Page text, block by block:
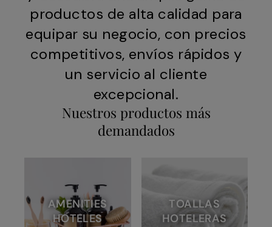
productos de alta calidad para
equipar su negocio, con precios
competitivos, envíos rápidos y
un servicio al cliente
excepcional.
Nuestros productos más
demandados
AMENITIES
HOTELES
TOALLAS
HOTELERAS